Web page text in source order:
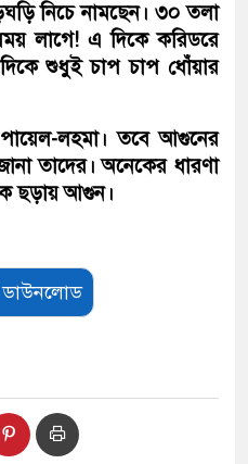
নিচে নামছেন। ৩০ তলা
লাগে! এ দিকে করিডরে
শুধুই চাপ চাপ ধোঁয়ার
লহমা। তবে আগুনের
তাদের। অনেকের ধারণা
ছড়ায় আগুন।
ডাউনলোড